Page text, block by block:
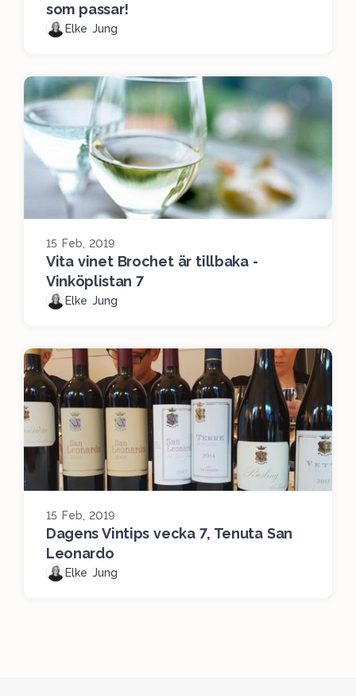
som passar!
Elke Jung
15 Feb, 2019
Vita vinet Brochet är tillbaka -
Vinköplistan 7
Elke Jung
15 Feb, 2019
Dagens Vintips vecka 7, Tenuta San
Leonardo
Elke Jung